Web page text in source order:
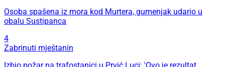
Osoba spašena iz mora kod Murtera, gumenjak udario u
obalu Sustipanca
4
Zabrinuti mještanin
Izbio požar na trafostanici u Prvić Luci: 'Ovo je rezultat